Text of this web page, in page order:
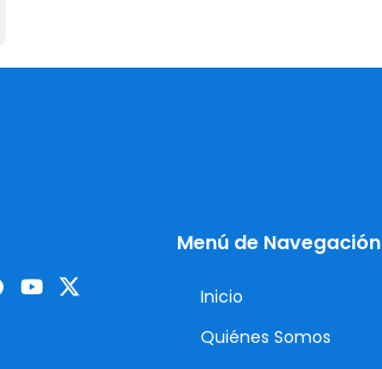
Menú de Navegación
Inicio
Quiénes Somos